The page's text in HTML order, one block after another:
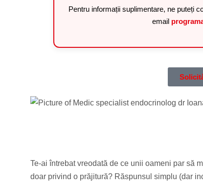
Pentru informații suplimentare, ne puteți
email
Te-ai întrebat vreodată de ce unii oameni par să
doar privind o prăjitură? Răspunsul simplu (dar